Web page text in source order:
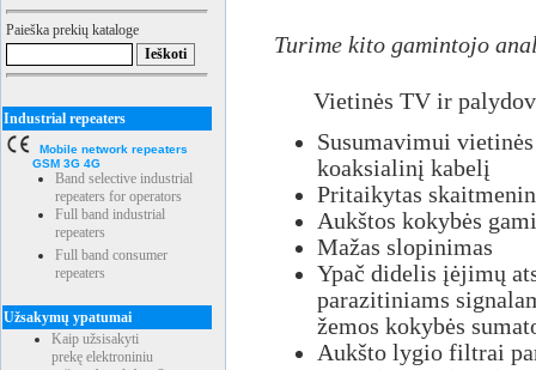
Paieška prekių kataloge
Industrial repeaters
Mobile network repeaters
GSM 3G 4G
Band selective industrial
repeaters for operators
Full band industrial
repeaters
Full band consumer
repeaters
Užsakymų ypatumai
Kaip užsisakyti
prekę elektroniniu
Turime kito gamintojo
Vietinės TV ir
Susumavimui
koaksialinį kabelį
Pritaikytas
Aukštos kokybės
Mažas slopinimas
Ypač didelis įėjimų
parazitiniams
žemos kokybės
Aukšto lygio filtrai